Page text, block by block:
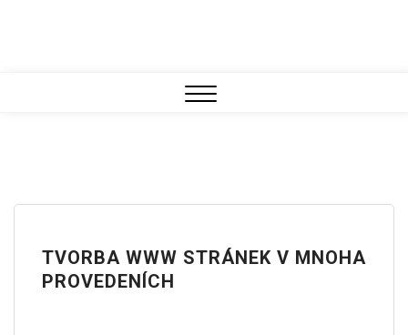
TVORBA WWW STRÁNEK V MNOHA
PROVEDENÍCH